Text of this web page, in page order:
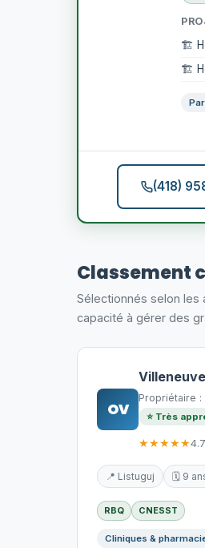
🏗️
🏗️
(418)
Classement
Sélectionnés selon les
capacité à gérer des
OV
Propriétaire :
⭐ Très
★★★★★
📍 Listuguj 🗓️ 9
RBQ CNESST
Cliniques &